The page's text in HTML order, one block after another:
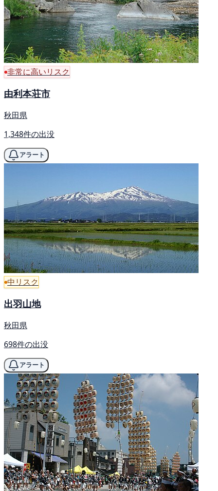
非常に高いリスク
由利本荘市
秋田県
1,348件の出没
アラート
中リスク
出羽山地
秋田県
698件の出没
アラート